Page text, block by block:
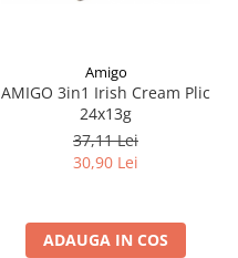
Amigo
AMIGO 3in1 Irish Cream Plic
24x13g
37,11 Lei
30,90 Lei
ADAUGA IN COS